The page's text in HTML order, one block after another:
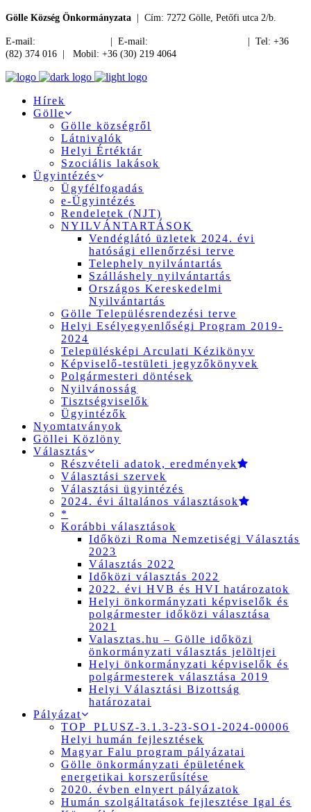
Gölle Község Önkormányzata | Cím: 7272 Gölle, Petőfi utca 2/b.
E-mail: | E-mail:
| Tel: +36
(82) 374 016 | Mobil: +36 (30) 219 4064
Hírek
Gölle
Gölle községről
Látnivalók
Helyi Értéktár
Szociális lakások
Ügyintézés
Ügyfélfogadás
e-Ügyintézés
Rendeletek (NJT)
NYILVÁNTARTÁSOK
Vendéglátó üzletek 2024. évi
hatósági ellenőrzési terve
Telephely nyilvántartás
Szálláshely nyilvántartás
Országos Kereskedelmi
Nyilvántartás
Gölle Településrendezési terve
Helyi Esélyegyenlőségi Program 2019-
2024
Településképi Arculati Kézikönyv
Képviselő-testületi jegyzőkönyvek
Polgármesteri döntések
Nyilvánosság
Tisztségviselők
Ügyintézők
Nyomtatványok
Göllei Közlöny
Választás
Részvételi adatok, eredmények
Választási szervek
Választási ügyintézés
2024. évi általános választások
*
Korábbi választások
Időközi Roma Nemzetiségi Választás
2023
Választás 2022
Időközi választás 2022
2022. évi HVB és HVI határozatok
Helyi önkormányzati képviselők és
polgármester időközi választása
2021
Valasztas.hu – Gölle időközi
önkormányzati választás jelöltjei
Helyi önkormányzati képviselők és
polgármesterek választása 2019
Helyi Választási Bizottság
határozatai
Pályázat
TOP_PLUSZ-3.1.3-23-SO1-2024-00006
Helyi humán fejlesztések
Magyar Falu program pályázatai
Gölle önkormányzati épületének
energetikai korszerűsítése
2020. évben elnyert pályázatok
Humán szolgáltatások fejlesztése Igal és